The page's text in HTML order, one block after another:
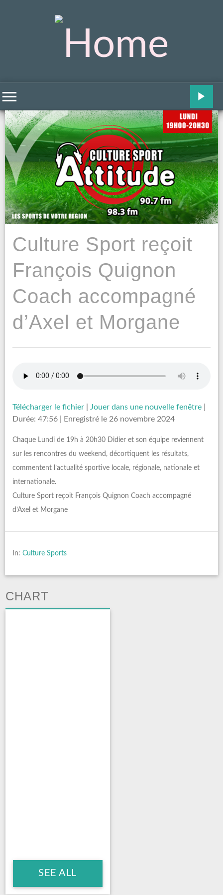
Culture Sport reçoit
François Quignon
Coach accompagné
d’Axel et Morgane
Télécharger le fichier Jouer dans une nouvelle fenêtre
Durée: 47:56
Enregistré le 26 novembre 2024
Chaque Lundi de 19h à 20h30 Didier et son équipe reviennent
sur les rencontres du weekend, décortiquent les résultats,
commentent l’actualité sportive locale, régionale, nationale et
internationale.
Culture Sport reçoit François Quignon Coach accompagné
d’Axel et Morgane
In: Culture Sports
CHART
SEE ALL